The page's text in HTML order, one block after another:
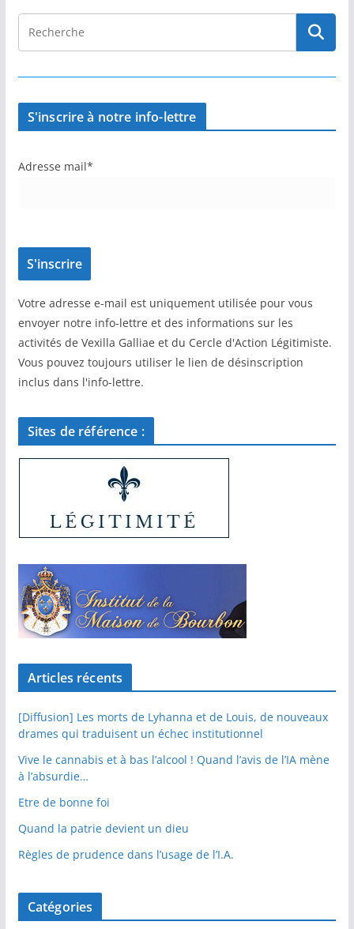
S'inscrire à notre info-lettre
Adresse mail*
Votre adresse e-mail est uniquement utilisée pour vous
envoyer notre info-lettre et des informations sur les
activités de Vexilla Galliae et du Cercle d'Action Légitimiste.
Vous pouvez toujours utiliser le lien de désinscription
inclus dans l'info-lettre.
Sites de référence :
Articles récents
[Diffusion] Les morts de Lyhanna et de Louis, de nouveaux
drames qui traduisent un échec institutionnel
Vive le cannabis et à bas l’alcool ! Quand l’avis de l’IA mène
à l’absurdie…
Etre de bonne foi
Quand la patrie devient un dieu
Règles de prudence dans l’usage de l’I.A.
Catégories